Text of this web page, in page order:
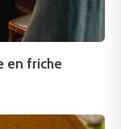
en friche